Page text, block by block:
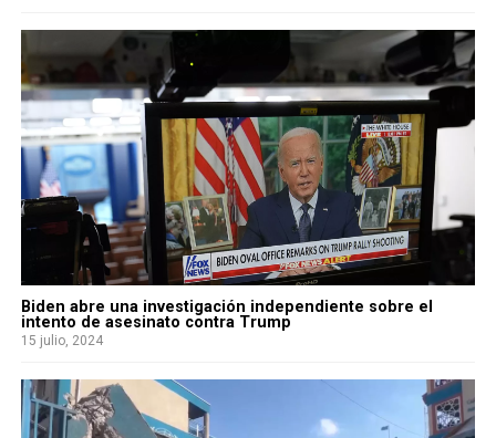
Biden abre una investigación independiente sobre el
intento de asesinato contra Trump
15 julio, 2024